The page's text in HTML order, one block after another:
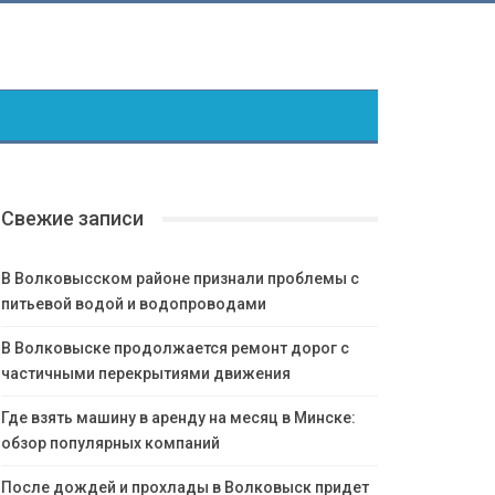
Свежие записи
В Волковысском районе признали проблемы с
питьевой водой и водопроводами
В Волковыске продолжается ремонт дорог с
частичными перекрытиями движения
Где взять машину в аренду на месяц в Минске:
обзор популярных компаний
После дождей и прохлады в Волковыск придет